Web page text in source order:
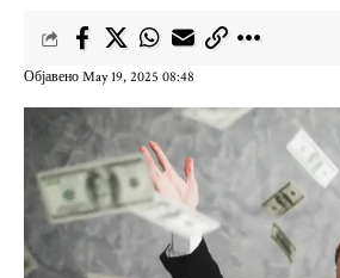
Објавено May 19, 2025 08:48